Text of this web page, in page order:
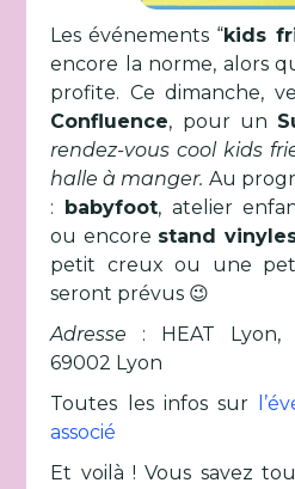
Les événements “kids
encore la norme, alors
profite. Ce dimanche,
Confluence, pour un
rendez-vous cool kids
halle à manger. Au
: babyfoot, atelier
ou encore stand
petit creux ou une
seront prévus 😉
Adresse : HEAT
69002 Lyon
Toutes les infos sur
associé
Et voilà ! Vous savez